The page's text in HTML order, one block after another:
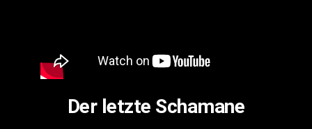
Der letzte Schamane